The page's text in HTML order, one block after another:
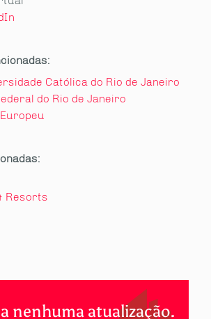
Católica do Rio de Janeiro
do Rio de Janeiro
Resorts
nenhuma atualização.